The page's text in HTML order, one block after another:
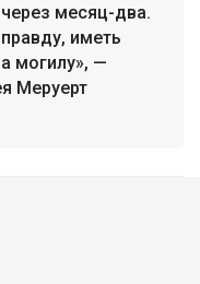
месяц-два.
иметь
могилу», —
Меруерт